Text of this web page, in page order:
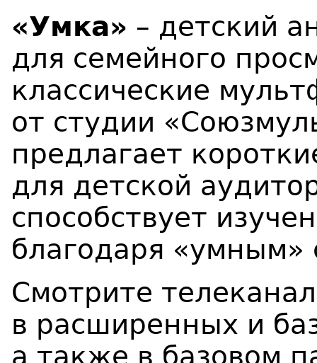
«Умка» – детский
для семейного
классические
от студии
предлагает
для детской
способствует
благодаря «умным»
Смотрите
в расширенных и
а также в базовом